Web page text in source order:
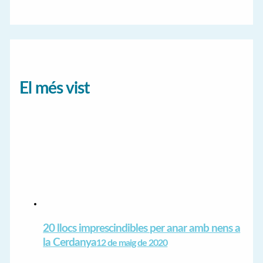
El més vist
20 llocs imprescindibles per anar amb nens a
la Cerdanya12 de maig de 2020